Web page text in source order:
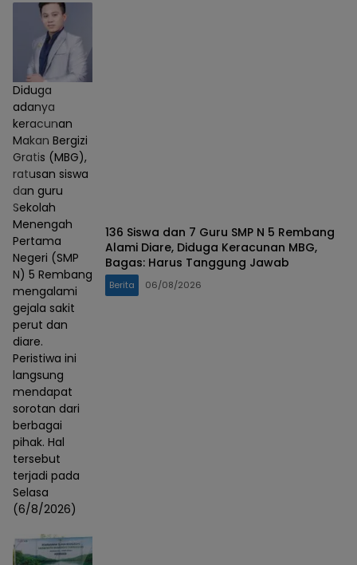
Diduga
adanya
keracunan
Makan Bergizi
Gratis (MBG),
ratusan siswa
dan guru
Sekolah
Menengah
Pertama
Negeri (SMP
N) 5 Rembang
mengalami
gejala sakit
perut dan
diare.
Peristiwa ini
langsung
mendapat
sorotan dari
berbagai
pihak. Hal
tersebut
terjadi pada
Selasa
(6/8/2026)
136 Siswa dan 7 Guru SMP N 5 Rembang
Alami Diare, Diduga Keracunan MBG,
Bagas: Harus Tanggung Jawab
Berita 06/08/2026